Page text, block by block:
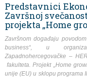
Predstavnici
Završnoj
projekta „Home
Završnom događaju
business“, u
Zapadnohercegovačke –
fakulteta. Projekt „Home
unije (EU) u sklopu programa